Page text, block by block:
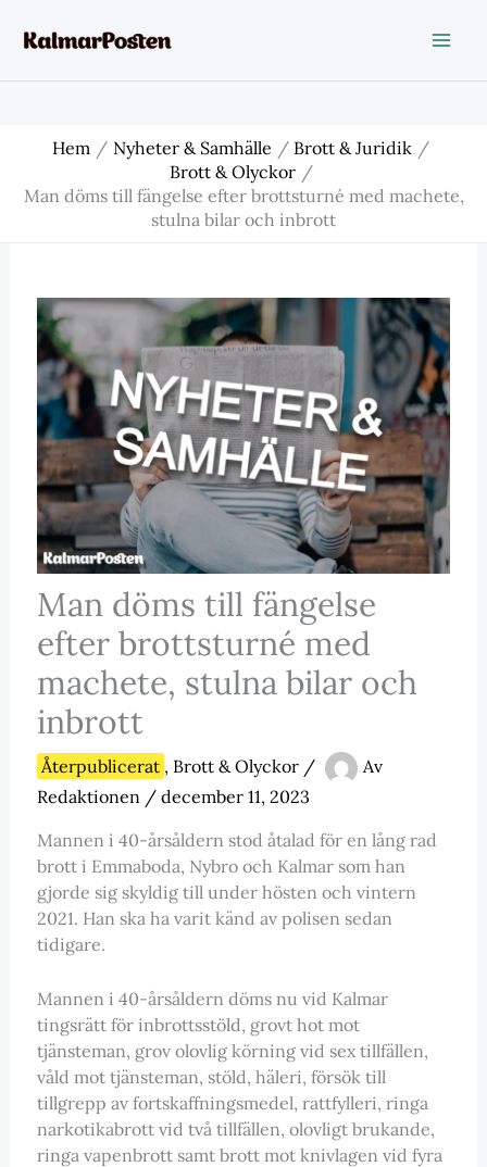
Hem Nyheter & Samhälle
Brott & Juridik
Brott & Olyckor
Man döms till fängelse efter brottsturné med machete,
stulna bilar och inbrott
Man döms till fängelse
efter brottsturné med
machete, stulna bilar och
inbrott
Återpublicerat , Brott & Olyckor/
Av
Redaktionen / december 11, 2023
Mannen i 40-årsåldern stod åtalad för en lång rad
brott i Emmaboda, Nybro och Kalmar som han
gjorde sig skyldig till under hösten och vintern
2021. Han ska ha varit känd av polisen sedan
tidigare.
Mannen i 40-årsåldern döms nu vid Kalmar
tingsrätt för inbrottsstöld, grovt hot mot
tjänsteman, grov olovlig körning vid sex tillfällen,
våld mot tjänsteman, stöld, häleri, försök till
tillgrepp av fortskaffningsmedel, rattfylleri, ringa
narkotikabrott vid två tillfällen, olovligt brukande,
ringa vapenbrott samt brott mot knivlagen vid fyra